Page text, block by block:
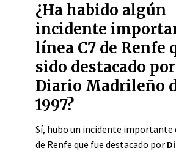
¿Ha habido algún
incidente
línea C7 de Renfe
sido destacado
Diario Madrileño
1997?
Sí, hubo un incidente importante
de Renfe que fue destacado por